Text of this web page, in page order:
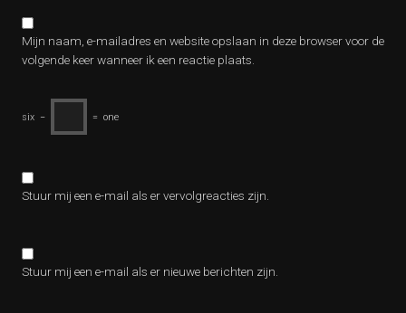
Mijn naam, e-mailadres en website opslaan in deze browser voor de
volgende keer wanneer ik een reactie plaats.
six − = one
Stuur mij een e-mail als er vervolgreacties zijn.
Stuur mij een e-mail als er nieuwe berichten zijn.